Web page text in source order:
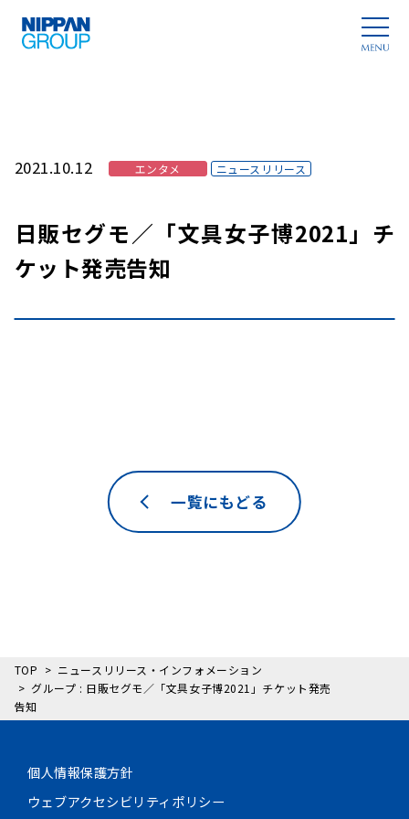
2021.10.12 エンタメ ニュースリリース
日販セグモ／「文具女子博2021」チ
ケット発売告知
一覧にもどる
TOP
ニュースリリース・インフォメーション
グループ : 日販セグモ／「文具女子博2021」チケット発売
告知
個人情報保護方針
ウェブアクセシビリティポリシー